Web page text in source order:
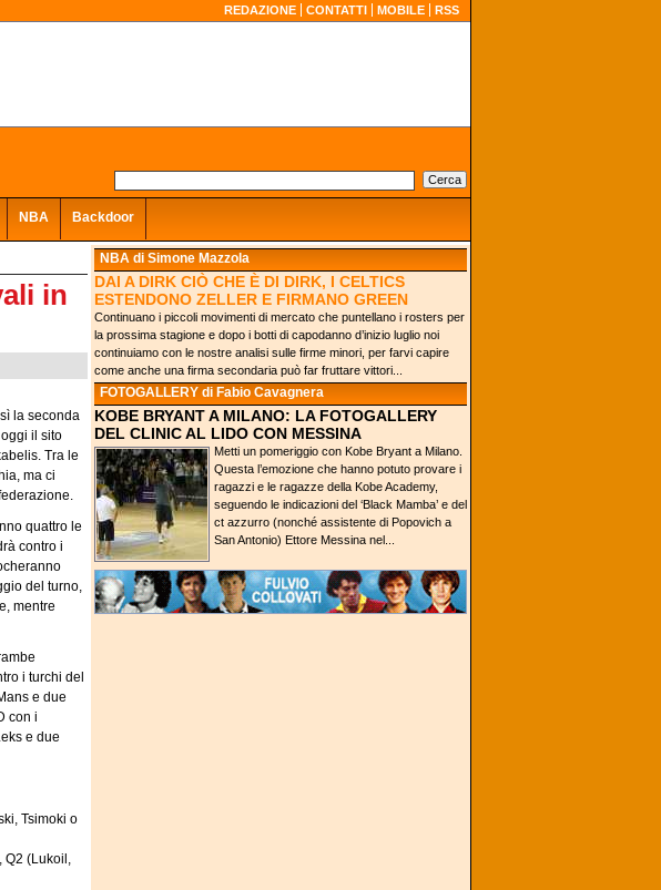
REDAZIONE CONTATTI MOBILE RSS
NBA Backdoor
in
la seconda
il sito
Tra le
ma ci
quattro le
contro i
del turno,
mentre
i turchi del
e due
con i
e due
Tsimoki o
Q2 (Lukoil,
NBA di Simone Mazzola
DAI A DIRK CIÒ CHE È DI DIRK, I CELTICS
ESTENDONO ZELLER E FIRMANO GREEN
Continuano i piccoli movimenti di mercato che puntellano i rosters per
la prossima stagione e dopo i botti di capodanno d’inizio luglio noi
continuiamo con le nostre analisi sulle firme minori, per farvi capire
come anche una firma secondaria può far fruttare vittori...
FOTOGALLERY di Fabio Cavagnera
KOBE BRYANT A MILANO: LA FOTOGALLERY
DEL CLINIC AL LIDO CON MESSINA
Metti un pomeriggio con Kobe Bryant a Milano.
Questa l’emozione che hanno potuto provare i
ragazzi e le ragazze della Kobe Academy,
seguendo le indicazioni del ‘Black Mamba’ e del
ct azzurro (nonché assistente di Popovich a
San Antonio) Ettore Messina nel...